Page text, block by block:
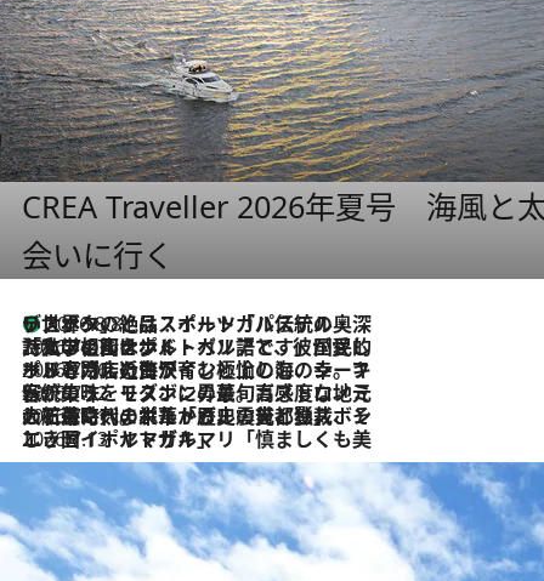
CREA Traveller 2026年夏号 海風と
会いに行く
2026.8.8
リスボンの絶品スイーツ「パステル・デ・ナタ」とは？ポルトガル伝統の奥深い世界へ
2026.7.27
「私の祖国はポルトガル語です」国民的詩人フェルナンド・ペソアと、彼が愛した文学の街を歩く
2026.7.26
ポルトガル近海が育む極上の海の幸。キリリと冷えた白ワインと愉しむ、シーフード専門店の贅沢
2026.7.22
伝統の味をモダンに昇華。高感度な地元客が集う、リスボンの最旬ガストロノミー
2026.7.21
大航海時代の栄華から、震災、独裁、そして革命へ。ポルトガル・首都リスボンの石畳に刻まれた「歴史の光と影」
2026.7.13
エッセイ・ヤマザキマリ「慎ましくも美しき国 ポルトガル」